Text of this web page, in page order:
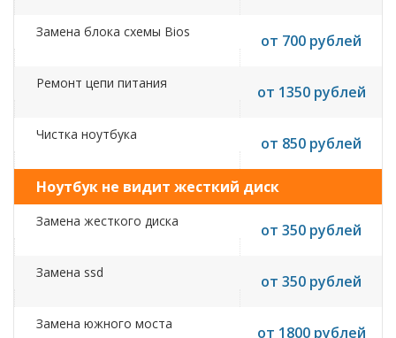
Замена блока схемы Bios от 700 рублей
Ремонт цепи питания от 1350 рублей
Чистка ноутбука от 850 рублей
Ноутбук не видит жесткий диск
Замена жесткого диска от 350 рублей
Замена ssd от 350 рублей
Замена южного моста от 1800 рублей